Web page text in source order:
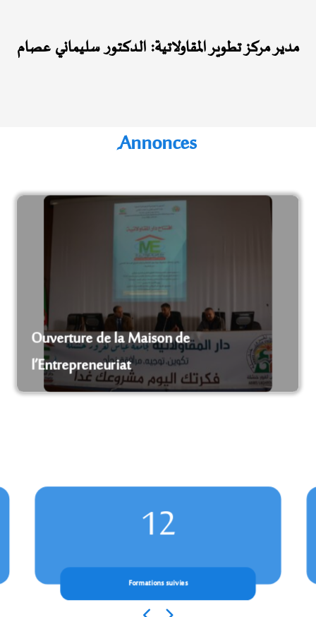
مدير مركز تطوير المقاولاتية: الدكتور سليماني عصام
َAnnonces
Ouverture de la Maison de
l’Entrepreneuriat
12
Formations suivies